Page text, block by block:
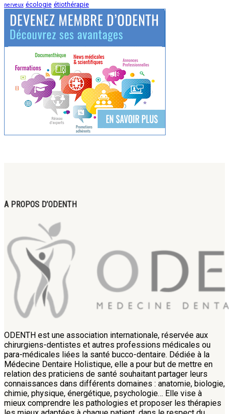
nerveux écologie étiothérapie
A PROPOS D’ODENTH
ODENTH est une association internationale, réservée aux
chirurgiens-dentistes et autres professions médicales ou
para-médicales liées la santé bucco-dentaire. Dédiée à la
Médecine Dentaire Holistique, elle a pour but de mettre en
relation des praticiens de santé souhaitant partager leurs
connaissances dans différents domaines : anatomie, biologie,
chimie, physique, énergétique, psychologie… Elle vise à
mieux comprendre les pathologies et proposer les thérapies